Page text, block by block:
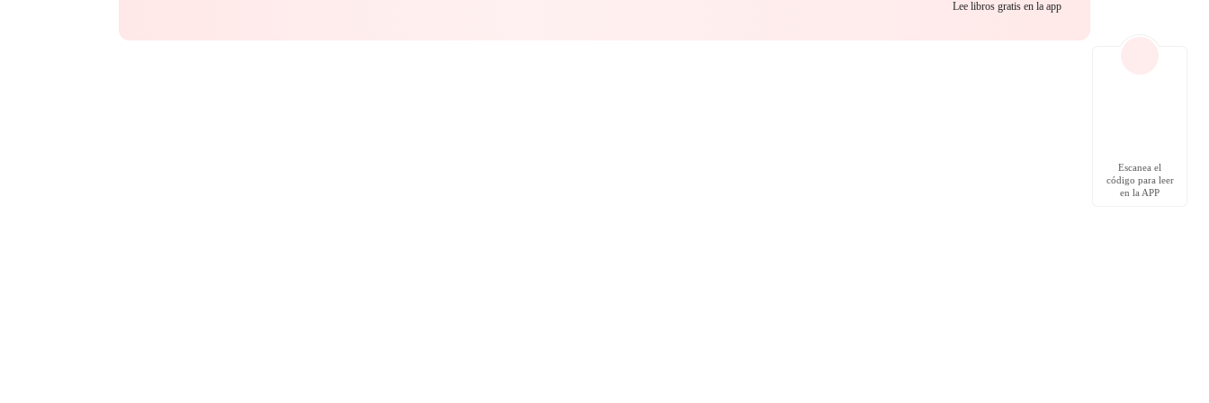
Lee libros gratis en la app
Escanea el
código para leer
en la APP